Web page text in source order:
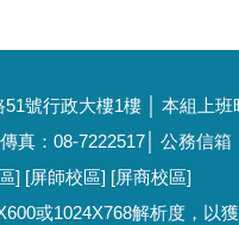
號行政大樓1樓 │ 本組上
真：08-7222517│ 公務信箱
] [屏師校區] [屏商校區]
或1024X768解析度，以